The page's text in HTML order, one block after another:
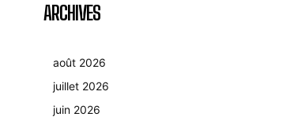
ARCHIVES
août 2026
juillet 2026
juin 2026